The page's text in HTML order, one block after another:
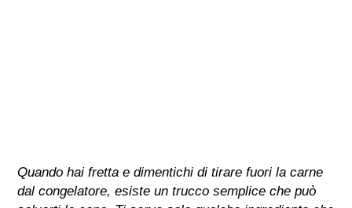
Quando hai fretta e dimentichi di tirare fuori la carne
dal congelatore, esiste un trucco semplice che può